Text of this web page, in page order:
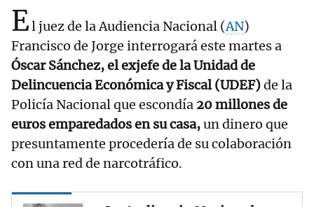
El juez de la Audiencia Nacional (AN)
Francisco de Jorge interrogará este martes a
Óscar Sánchez, el exjefe de la Unidad de
Delincuencia Económica y Fiscal (UDEF)de la
Policía Nacional que escondía 20 millones de
euros emparedados en su casa,un dinero que
presuntamente procedería de su colaboración
con una red de narcotráfico.